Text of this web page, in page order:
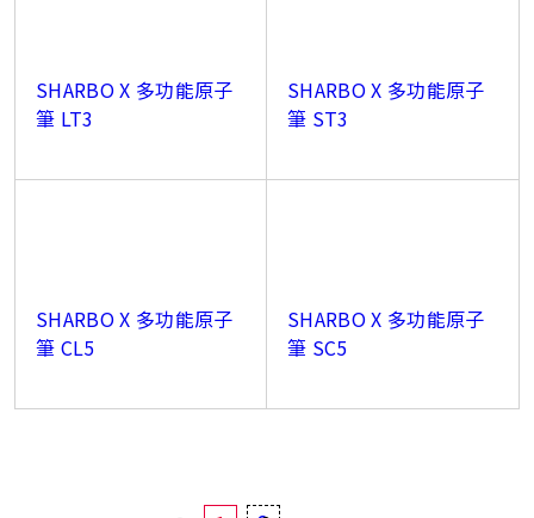
SHARBO X 多功能原子
筆 LT3
SHARBO X 多功能原子
筆 ST3
SHARBO X 多功能原子
筆 CL5
SHARBO X 多功能原子
筆 SC5